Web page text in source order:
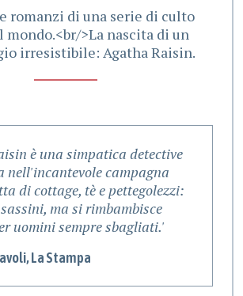
romanzi di una serie di culto
>La nascita di un
irresistibile: Agatha Raisin.
è una simpatica detective
nell'incantevole campagna
di cottage, tè e pettegolezzi:
ma si rimbambisce
uomini sempre sbagliati.'
La Stampa